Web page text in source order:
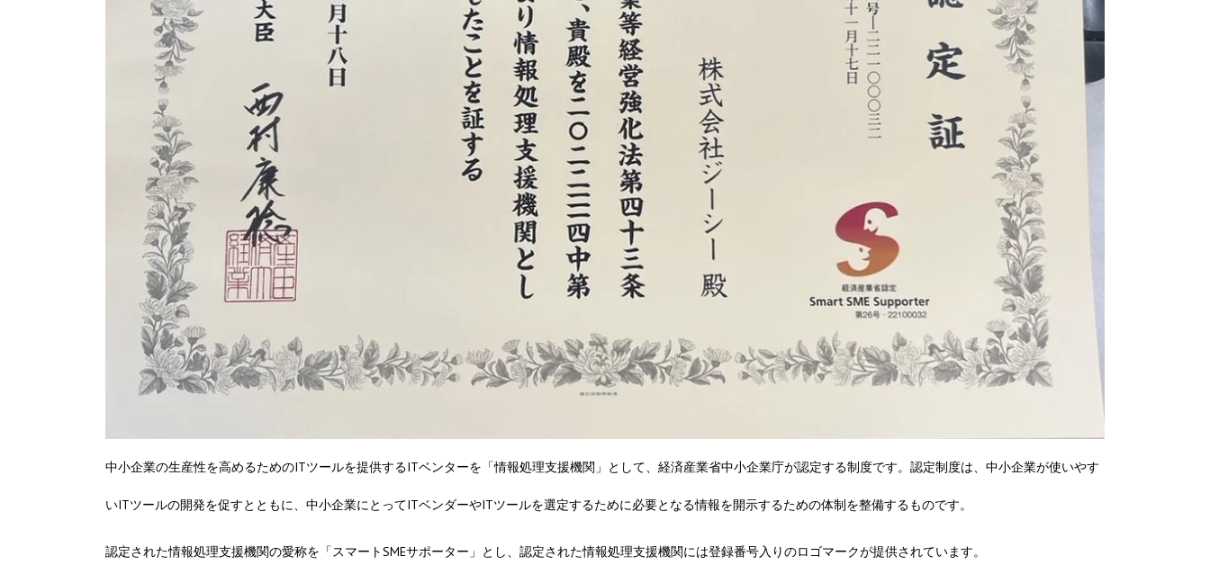
中小企業の生産性を高めるためのITツールを提供するITベンターを「情報処理支援機関」として、経済産業省中小企業庁が認定する制度です。認定制度は、中小企業が使いやす
いITツールの開発を促すとともに、中小企業にとってITベンダーやITツールを選定するために必要となる情報を開示するための体制を整備するものです。
認定された情報処理支援機関の愛称を「スマートSMEサポーター」とし、認定された情報処理支援機関には登録番号入りのロゴマークが提供されています。